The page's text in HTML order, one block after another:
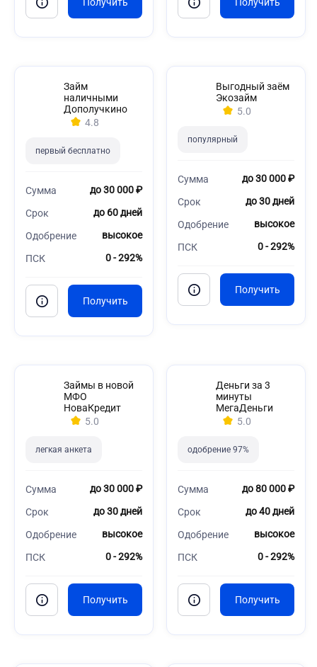
Займ
наличными
Дополучкино
4.8
первый бесплатно
Сумма до 30 000 ₽
Срок до 60 дней
Одобрение высокое
ПСК 0 - 292%
Выгодный заём
Экозайм
5.0
популярный
Сумма до 30 000 ₽
Срок до 30 дней
Одобрение высокое
ПСК 0 - 292%
Займы в новой
МФО
НоваКредит
5.0
легкая анкета
Сумма до 30 000 ₽
Срок до 30 дней
Одобрение высокое
ПСК 0 - 292%
Деньги за 3
минуты
МегаДеньги
5.0
одобрение 97%
Сумма до 80 000 ₽
Срок до 40 дней
Одобрение высокое
ПСК 0 - 292%